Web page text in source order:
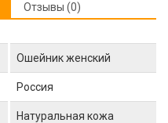
Отзывы (0)
Ошейник женский
Россия
Натуральная кожа